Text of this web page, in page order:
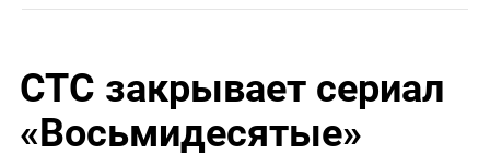
СТС закрывает сериал
«Восьмидесятые»